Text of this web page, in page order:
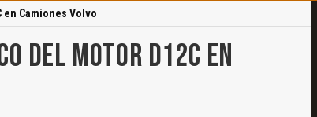
en Camiones Volvo
DEL MOTOR D12C EN